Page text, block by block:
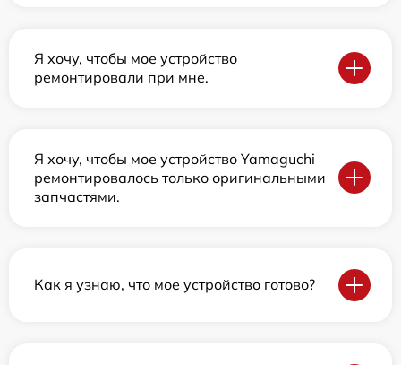
Я хочу, чтобы мое устройство
ремонтировали при мне.
Я хочу, чтобы мое устройство Yamaguchi
ремонтировалось только оригинальными
запчастями.
Как я узнаю, что мое устройство готово?